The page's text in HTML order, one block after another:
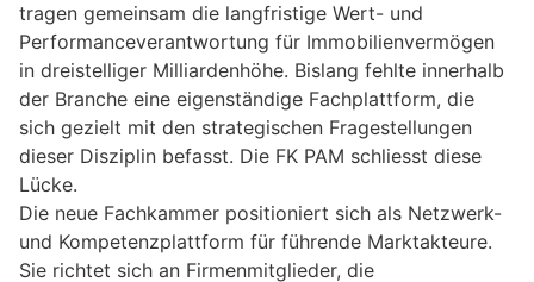
tragen gemeinsam die langfristige Wert- und
Performanceverantwortung für Immobilienvermögen
in dreistelliger Milliardenhöhe. Bislang fehlte innerhalb
der Branche eine eigenständige Fachplattform, die
sich gezielt mit den strategischen Fragestellungen
dieser Disziplin befasst. Die FK PAM schliesst diese
Lücke.
Die neue Fachkammer positioniert sich als Netzwerk-
und Kompetenzplattform für führende Marktakteure.
Sie richtet sich an Firmenmitglieder, die